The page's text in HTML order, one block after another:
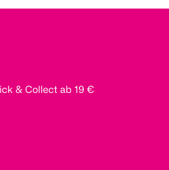
& Collect ab 19 €